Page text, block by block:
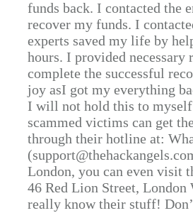
funds back. I contacted the
recover my funds. I
experts saved my life by
hours. I provided
complete the successful
joy asI got my everything
I will not hold this to
scammed victims can get
through their hotline at:
London, you can even visit
46 Red Lion Street, London
really know their stuff!